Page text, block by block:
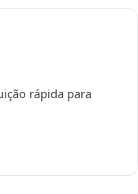
rápida para